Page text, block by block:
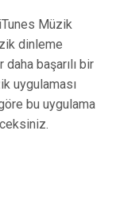
Müzik
dinleme
başarılı bir
uygulaması
göre bu uygulama